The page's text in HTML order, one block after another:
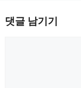
댓글 남기기